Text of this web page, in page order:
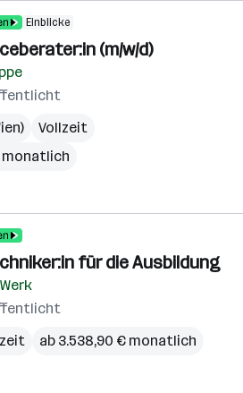
Einblicke
(m/w/d)
Vollzeit
monatlich
für die Ausbildung
ab 3.538,90 € monatlich